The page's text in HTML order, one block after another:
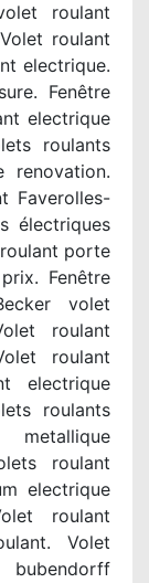
roulant
roulant
electrique.
Fenêtre
electrique
roulants
renovation.
Faverolles-
électriques
porte
Fenêtre
volet
roulant
roulant
electrique
roulants
roulant
electrique
roulant
Volet